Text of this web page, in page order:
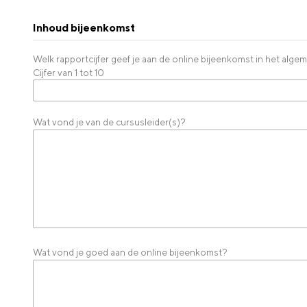
Inhoud bijeenkomst
Welk rapportcijfer geef je aan de online bijeenkomst in het
Cijfer van 1 tot 10
Wat vond je van de cursusleider(s)?
Wat vond je goed aan de online bijeenkomst?